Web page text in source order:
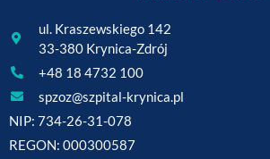
ul. Kraszewskiego 142
33-380 Krynica-Zdrój
+48 18 4732 100
spzoz@szpital-krynica.pl
NIP: 734-26-31-078
REGON: 000300587